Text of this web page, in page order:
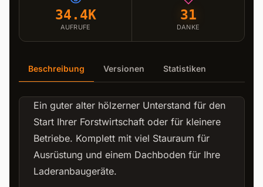
34.4K
AUFRUFE
31
DANKE
Beschreibung Versionen Statistiken
Ein guter alter hölzerner Unterstand für den
Start Ihrer Forstwirtschaft oder für kleinere
Betriebe. Komplett mit viel Stauraum für
Ausrüstung und einem Dachboden für Ihre
Laderanbaugeräte.